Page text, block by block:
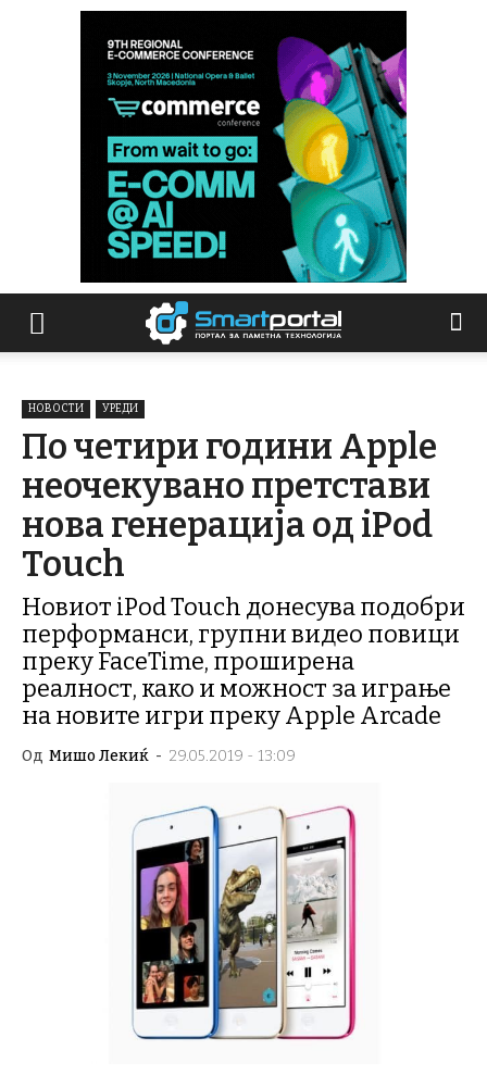
НОВОСТИ УРЕДИ
По четири години Apple
неочекувано претстави
нова генерација од iPod
Touch
Новиот iPod Touch донесува подобри
перформанси, групни видео повици
преку FaceTime, проширена
реалност, како и можност за играње
на новите игри преку Apple Arcade
Од Мишо Лекиќ - 29.05.2019 - 13:09